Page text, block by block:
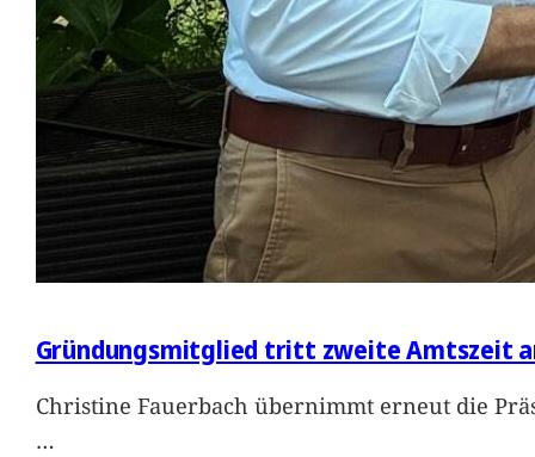
Gründungsmitglied tritt zweite Amtszeit
Christine Fauerbach übernimmt erneut die
…